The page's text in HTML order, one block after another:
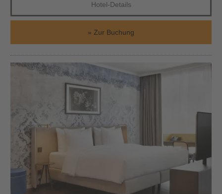
Hotel-Details
Zur Buchung